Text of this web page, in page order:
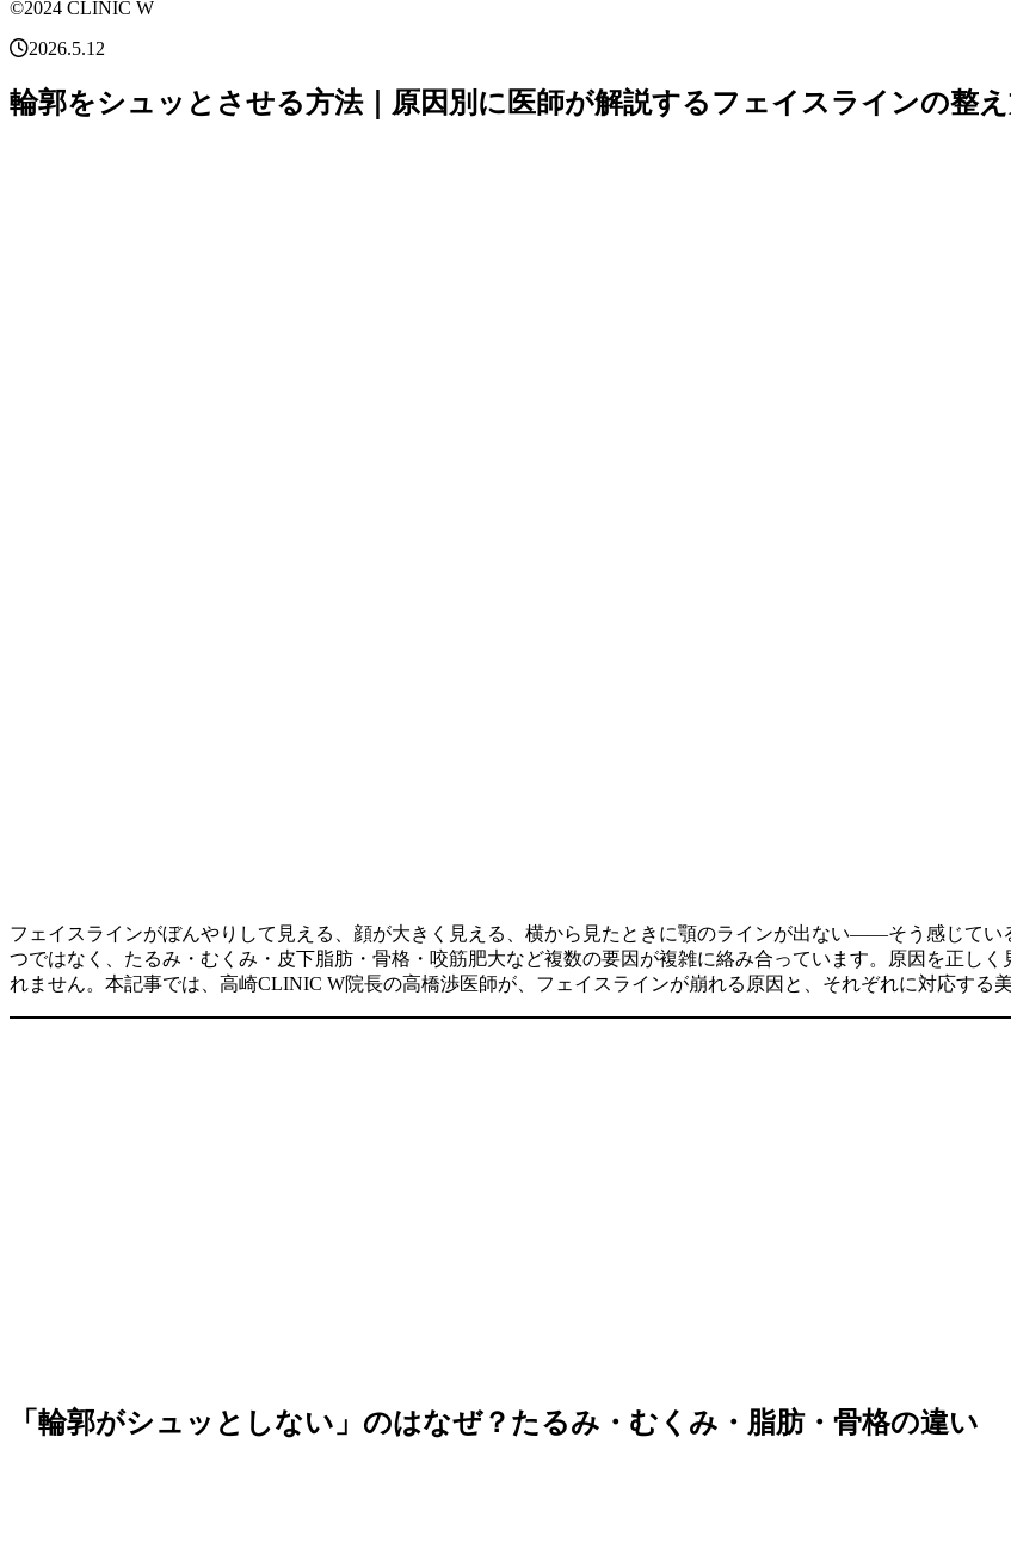
©2024 CLINIC W
2026.5.12
輪郭をシュッとさせる方法｜原因別に医師が解説するフェイスラインの整
フェイスラインがぼんやりして見える、顔が大きく見える、横から見たときに顎のラインが出ない——そう感じて
つではなく、たるみ・むくみ・皮下脂肪・骨格・咬筋肥大など複数の要因が複雑に絡み合っています。原因を正し
れません。本記事では、高崎CLINIC W院長の高橋渉医師が、フェイスラインが崩れる原因と、それぞれに対応する
「輪郭がシュッとしない」のはなぜ？たるみ・むくみ・脂肪・骨格の違い